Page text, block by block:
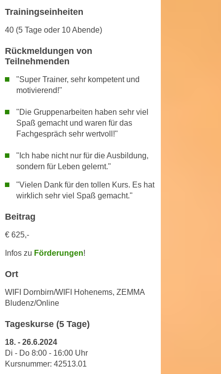
Trainingseinheiten
40 (5 Tage oder 10 Abende)
Rückmeldungen von
Teilnehmenden
"Super Trainer, sehr kompetent und
motivierend!"
"Die Gruppenarbeiten haben sehr viel
Spaß gemacht und waren für das
Fachgespräch sehr wertvoll!"
"Ich habe nicht nur für die Ausbildung,
sondern für Leben gelernt."
"Vielen Dank für den tollen Kurs. Es hat
wirklich sehr viel Spaß gemacht."
Beitrag
€ 625,-
Infos zu Förderungen!
Ort
WIFI Dornbirn/WIFI Hohenems, ZEMMA
Bludenz/Online
Tageskurse (5 Tage)
18. - 26.6.2024
Di - Do 8:00 - 16:00 Uhr
Kursnummer: 42513.01
a
y
s
e
w
u
u
f
r
S
e
e
l
e
a
n
t
C
o
k
i
S
g
s
t
m
e
n
e
l
a
n